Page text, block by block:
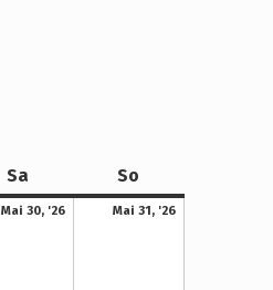
Sa So
Mai 30, '26
30. Mai 2026
Mai 31, '26
31. Mai 2026